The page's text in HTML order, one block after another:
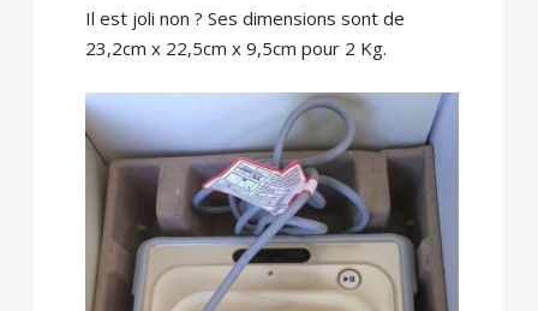
Il est joli non ? Ses dimensions sont de
23,2cm x 22,5cm x 9,5cm pour 2 Kg.